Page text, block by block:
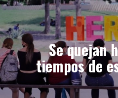
Se quejan
tiempos de